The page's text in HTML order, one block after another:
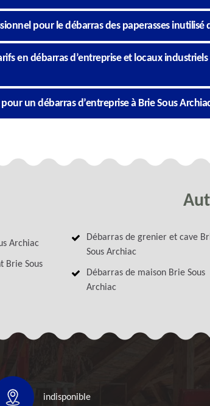
pour le débarras des paperasses inutilisé
en débarras d’entreprise et locaux
pour un débarras d’entreprise à Brie Sous
Archiac
Brie Sous
Débarras de grenier et cave
Sous Archiac
Débarras de maison Brie Sous
Archiac
indisponible